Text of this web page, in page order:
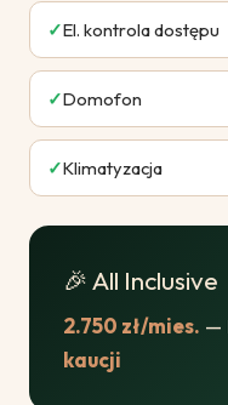
✓El. kontrola dostępu
✓Domofon
✓Klimatyzacja
🎉 All Inclusive
2.750 zł/mies. —
kaucji